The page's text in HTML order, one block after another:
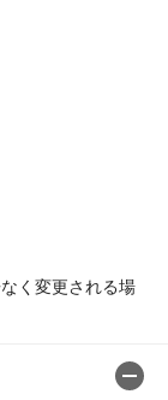
く変更される場